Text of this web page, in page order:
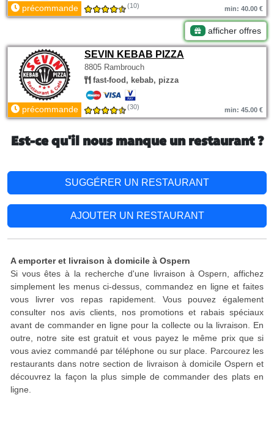
précommande (10) min: 40.00 €
afficher offres
SEVIN KEBAB PIZZA
8805 Rambrouch
fast-food, kebab, pizza
précommande (30) min: 45.00 €
Est-ce qu'il nous manque un restaurant ?
SUGGÉRER UN RESTAURANT
AJOUTER UN RESTAURANT
A emporter et livraison à domicile à Ospern
Si vous êtes à la recherche d'une livraison à Ospern, affichez
simplement les menus ci-dessus, commandez en ligne et faites
vous livrer vos repas rapidement. Vous pouvez également
consulter nos avis clients, nos promotions et rabais spéciaux
avant de commander en ligne pour la collecte ou la livraison. En
outre, notre site est gratuit et vous payez le même prix que si
vous aviez commandé par téléphone ou sur place. Parcourez les
restaurants dans notre section de livraison à domicile Ospern et
découvrez la façon la plus simple de commander des plats en
ligne.